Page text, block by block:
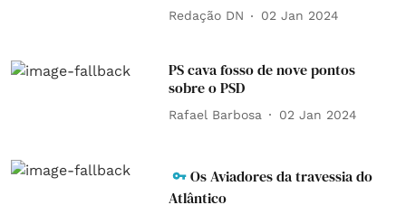
Redação DN 02 Jan 2024
PS cava fosso de nove pontos
sobre o PSD
Rafael Barbosa 02 Jan 2024
Os Aviadores da travessia do
Atlântico